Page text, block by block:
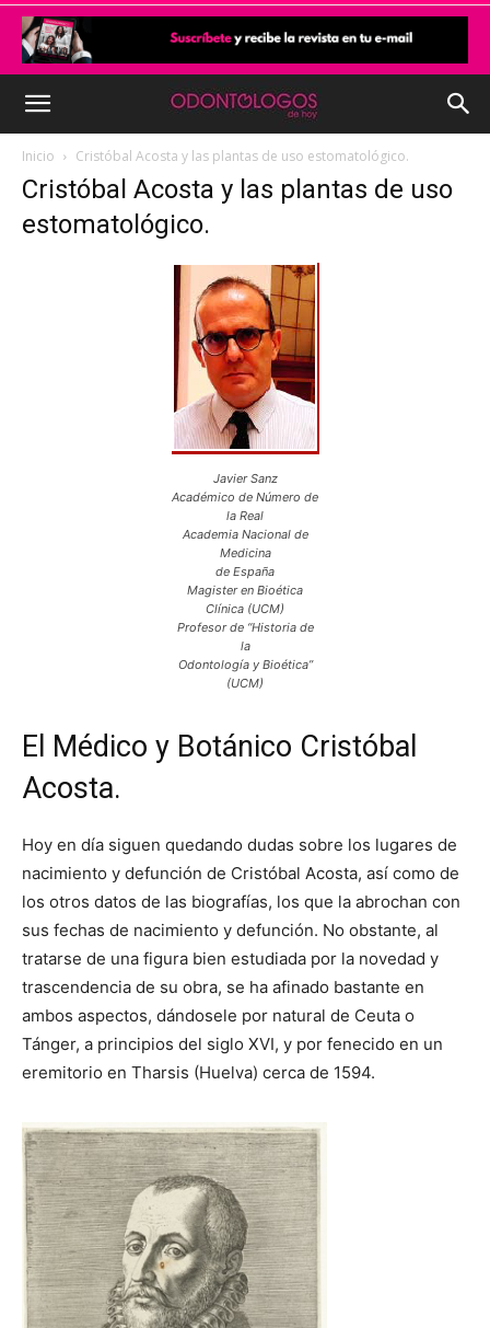
Inicio Cristóbal Acosta y las plantas de uso estomatológico.
Cristóbal Acosta y las plantas de uso
estomatológico.
Javier Sanz
Académico de Número de
la Real
Academia Nacional de
Medicina
de España
Magister en Bioética
Clínica (UCM)
Profesor de “Historia de
la
Odontología y Bioética”
(UCM)
El Médico y Botánico Cristóbal
Acosta.
Hoy en día siguen quedando dudas sobre los lugares de
nacimiento y defunción de Cristóbal Acosta, así como de
los otros datos de las biografías, los que la abrochan con
sus fechas de nacimiento y defunción. No obstante, al
tratarse de una figura bien estudiada por la novedad y
trascendencia de su obra, se ha afinado bastante en
ambos aspectos, dándosele por natural de Ceuta o
Tánger, a principios del siglo XVI, y por fenecido en un
eremitorio en Tharsis (Huelva) cerca de 1594.